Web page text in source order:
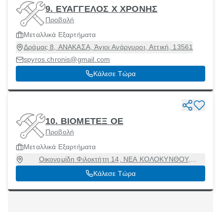
9. ΕΥΑΓΓΕΛΟΣ Χ ΧΡΟΝΗΣ
Προβολή
Μεταλλικά Εξαρτήματα
Δράμας 8, ΑΝΑΚΑΣΑ, Άγιοι Ανάργυροι, Αττική, 13561
spyros.chronis@gmail.com
Κάλεσε Τώρα
10. ΒΙΟΜΕΤΕΞ ΟΕ
Προβολή
Μεταλλικά Εξαρτήματα
Οικονομίδη Φιλοκτήτη 14, ΝΕΑ ΚΟΛΟΚΥΝΘΟΥ,
Περιστέρι, Αττική, 12132
Κάλεσε Τώρα